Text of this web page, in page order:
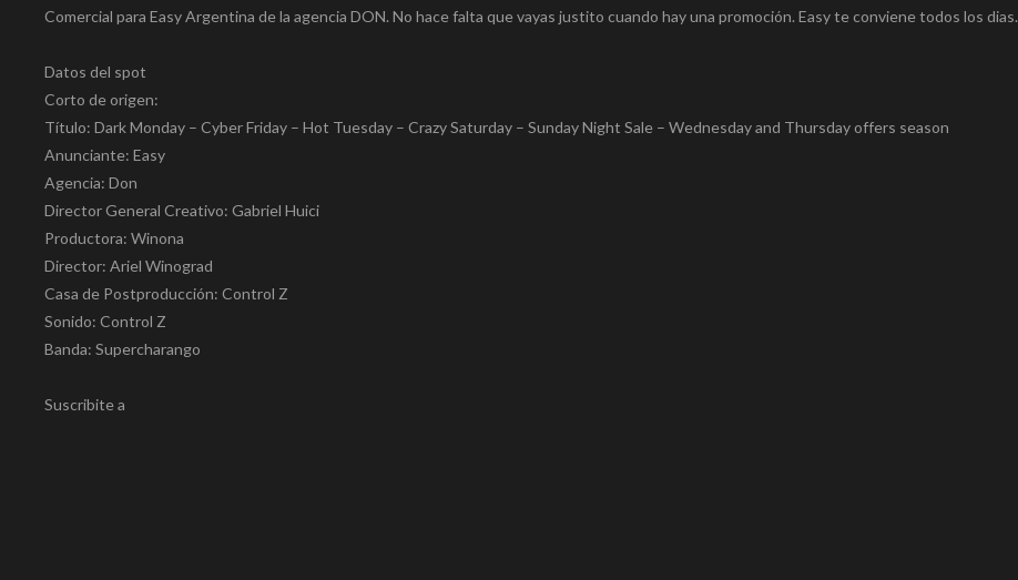
Link
Comercial para Easy Argentina de la agencia DON. No hace falta que vayas justito cuando hay una promoción. Easy te conviene todos los dias.
Datos del spot
Corto de origen:
Título: Dark Monday – Cyber Friday – Hot Tuesday – Crazy Saturday – Sunday Night Sale – Wednesday and Thursday offers season
Anunciante: Easy
Agencia: Don
Director General Creativo: Gabriel Huici
Productora: Winona
Director: Ariel Winograd
Casa de Postproducción: Control Z
Sonido: Control Z
Banda: Supercharango
Suscribite a